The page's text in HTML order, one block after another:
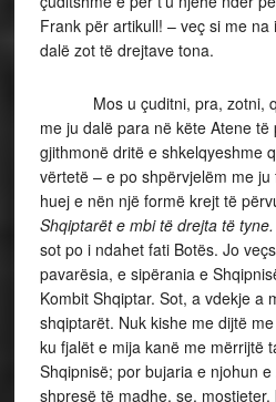
Frank për artikull! – veç si me
dalë zot të drejtave tona.
Mos u çuditni, pra, zotni, që
me ju dalë para në këte Atene
gjithmonë dritë e shkelqyeshme
vërtetë – e po shpërvjelëm me
huej e nën një formë krejt të
Shqiptarët e mbi të drejta të tyne.
sot po i ndahet fati Botës. Jo
pavarësia, e sipërania e
Kombit Shqiptar. Sot, a vdekje a
shqiptarët. Nuk kishe me dijtë
ku fjalët e mija kanë me mërrijtë
Shqipnisë; por bujaria e njohun
shpresë të madhe, se,